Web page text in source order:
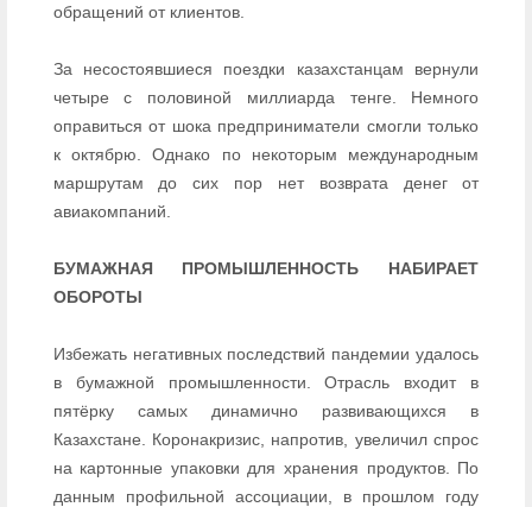
обращений от клиентов.
За несостоявшиеся поездки казахстанцам вернули
четыре с половиной миллиарда тенге. Немного
оправиться от шока предприниматели смогли только
к октябрю. Однако по некоторым международным
маршрутам до сих пор нет возврата денег от
авиакомпаний.
БУМАЖНАЯ ПРОМЫШЛЕННОСТЬ НАБИРАЕТ
ОБОРОТЫ
Избежать негативных последствий пандемии удалось
в бумажной промышленности. Отрасль входит в
пятёрку самых динамично развивающихся в
Казахстане. Коронакризис, напротив, увеличил спрос
на картонные упаковки для хранения продуктов. По
данным профильной ассоциации, в прошлом году